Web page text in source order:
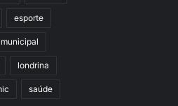
esporte
londrina
saúde